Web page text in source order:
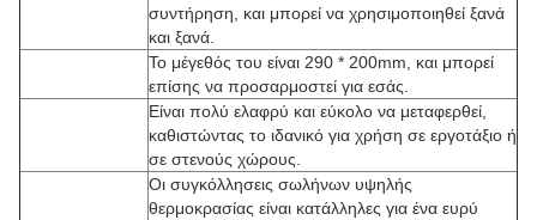
συντήρηση, και μπορεί να χρησιμοποιηθεί ξανά
και ξανά.
Το μέγεθός του είναι 290 * 200mm, και μπορεί
επίσης να προσαρμοστεί για εσάς.
Είναι πολύ ελαφρύ και εύκολο να μεταφερθεί,
καθιστώντας το ιδανικό για χρήση σε εργοτάξιο ή
σε στενούς χώρους.
Οι συγκόλλησεις σωλήνων υψηλής
θερμοκρασίας είναι κατάλληλες για ένα ευρύ